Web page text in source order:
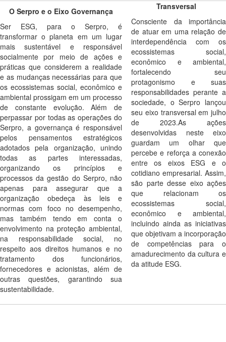
O Serpro e o Eixo Governança
Ser ESG, para o Serpro, é
transformar o planeta em um lugar
mais sustentável e responsável
socialmente por meio de ações e
práticas que considerem a realidade
e as mudanças necessárias para que
os ecossistemas social, econômico e
ambiental prossigam em um processo
de constante evolução. Além de
perpassar por todas as operações do
Serpro, a governança é responsável
pelos pensamentos estratégicos
adotados pela organização, unindo
todas as partes interessadas,
organizando os princípios e
processos da gestão do Serpro, não
apenas para assegurar que a
organização obedeça às leis e
normas com foco no desempenho,
mas também tendo em conta o
envolvimento na proteção ambiental,
na responsabilidade social, no
respeito aos direitos humanos e no
tratamento dos funcionários,
fornecedores e acionistas, além de
outras questões, garantindo sua
sustentabilidade.
Transversal
Consciente da importância
de atuar em uma relação de
interdependência com os
ecossistemas social,
econômico e ambiental,
fortalecendo seu
protagonismo e suas
responsabilidades perante a
sociedade, o Serpro lançou
seu eixo transversal em julho
de 2023.As ações
desenvolvidas neste eixo
guardam um olhar que
percebe e reforça a conexão
entre os eixos ESG e o
cotidiano empresarial. Assim,
são parte desse eixo ações
que relacionam os
ecossistemas social,
econômico e ambiental,
incluindo ainda as iniciativas
que objetivam a incorporação
de competências para o
amadurecimento da cultura e
da atitude ESG.